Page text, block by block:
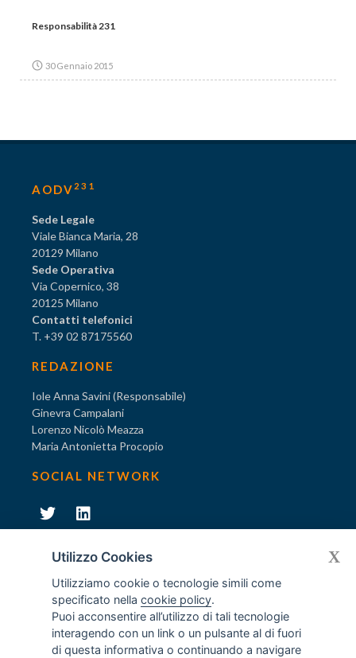
Responsabilità 231
30 Gennaio 2015
AODV 231
Sede Legale
Viale Bianca Maria, 28
20129 Milano
Sede Operativa
Via Copernico, 38
20125 Milano
Contatti telefonici
T. +39 02 87175560
REDAZIONE
Iole Anna Savini (Responsabile)
Ginevra Campalani
Lorenzo Nicolò Meazza
Maria Antonietta Procopio
SOCIAL NETWORK
Diventa socio di AODV
© Tutti i diritti riservati AODV231- ® Marchio registrato
Utilizzo Cookies
Utilizziamo cookie o tecnologie simili come
specificato nellacookie policy.
Puoi acconsentire all’utilizzo di tali tecnologie
interagendo con un link o un pulsante al di fuori
di questa informativa o continuando a navigare
X